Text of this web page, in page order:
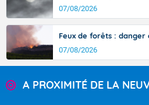
07/08/2026
Feux de forêts : danger
07/08/2026
A PROXIMITÉ DE LA